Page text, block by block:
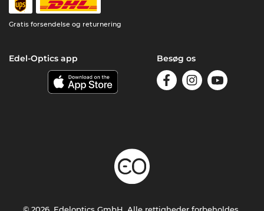
Gratis forsendelse og returnering
Edel-Optics app Besøg os